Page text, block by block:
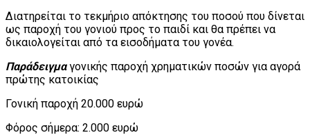
Διατηρείται το τεκμήριο απόκτησης του ποσού που δίνεται
ως παροχή του γονιού προς το παιδί και θα πρέπει να
δικαιολογείται από τα εισοδήματα του γονέα.
Παράδειγμα γονικής παροχή χρηματικών ποσών για αγορά
πρώτης κατοικίας
Γονική παροχή 20.000 ευρώ
Φόρος σήμερα: 2.000 ευρώ